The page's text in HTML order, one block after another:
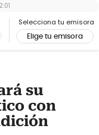
Selecciona tu emisora
Elige tu emisora
su
con